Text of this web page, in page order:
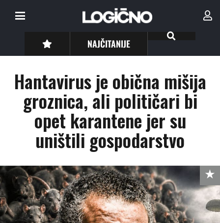
NAJČITANIJE
Hantavirus je obična mišija
groznica, ali političari bi
opet karantene jer su
uništili gospodarstvo